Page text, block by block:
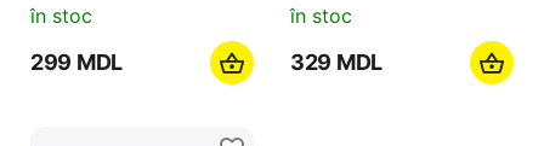
în stoc
‍299‍ MDL
în stoc
‍329‍ MDL